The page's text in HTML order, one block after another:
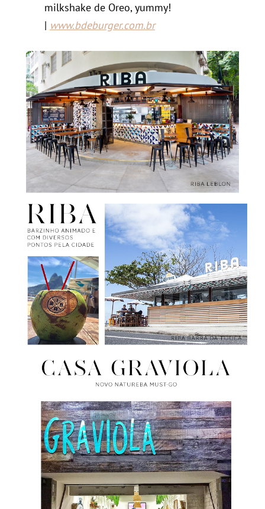
milkshake de Oreo, yummy!
| www.bdeburger.com.br